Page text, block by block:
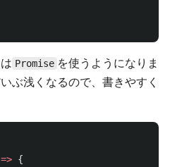
Promise を使うようになりま
ぶ浅くなるので、書きやすく
=> {